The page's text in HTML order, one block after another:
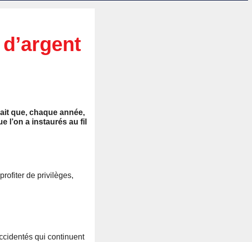
que, chaque année,
l’on a instaurés au fil
de privilèges,
qui continuent